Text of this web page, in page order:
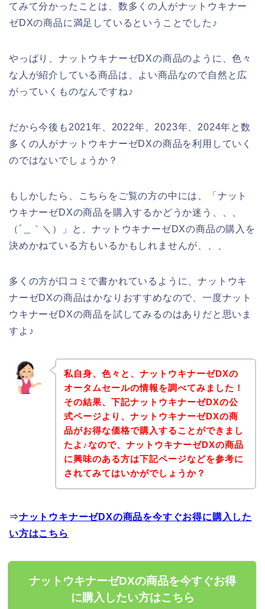
てみて分かったことは、数多くの人がナットウキナー
ゼDXの商品に満足しているということでした♪
やっぱり、ナットウキナーゼDXの商品のように、色々
な人が紹介している商品は、よい商品なので自然と広
がっていくものなんですね♪
だから今後も2021年、2022年、2023年、2024年と数
多くの人がナットウキナーゼDXの商品を利用していく
のではないでしょうか？
もしかしたら、こちらをご覧の方の中には、「ナット
ウキナーゼDXの商品を購入するかどうか迷う、、、
（´＿｀＼）」と、ナットウキナーゼDXの商品の購入を
決めかねている方もいるかもしれませんが、、、
多くの方が口コミで書かれているように、ナットウキ
ナーゼDXの商品はかなりおすすめなので、一度ナット
ウキナーゼDXの商品を試してみるのはありだと思いま
すよ♪
私自身、色々と、ナットウキナーゼDXの
オータムセールの情報を調べてみました！
その結果、下記ナットウキナーゼDXの公
式ページより、ナットウキナーゼDXの商
品がお得な価格で購入することができまし
たよ♪なので、ナットウキナーゼDXの商品
に興味のある方は下記ページなどを参考に
されてみてはいかがでしょうか？
⇒ナットウキナーゼDXの商品を今すぐお得に購入した
い方はこちら
ナットウキナーゼDXの商品を今すぐお得
に購入したい方はこちら